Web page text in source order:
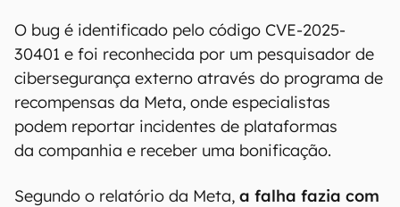
O bug é identificado pelo código CVE-2025-
30401 e foi reconhecida por um pesquisador de
cibersegurança externo através do programa de
recompensas da Meta, onde especialistas
podem reportar incidentes de plataformas
da companhia e receber uma bonificação.
Segundo o relatório da Meta, a falha fazia com